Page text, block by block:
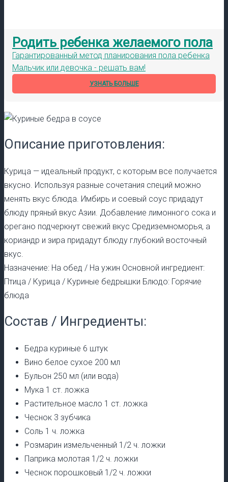
Родить ребенка желаемого пола
Гарантированный метод планирования пола ребенка
Мальчик или девочка - решать вам!
УЗНАТЬ БОЛЬШЕ
Описание приготовления:
Курица — идеальный продукт, с которым все получается
вкусно. Используя разные сочетания специй можно
менять вкус блюда. Имбирь и соевый соус придадут
блюду пряный вкус Азии. Добавление лимонного сока и
орегано подчеркнут свежий вкус Средиземноморья, а
кориандр и зира придадут блюду глубокий восточный
вкус.
Назначение: На обед / На ужин Основной ингредиент:
Птица / Курица / Куриные бедрышки Блюдо: Горячие
блюда
Состав / Ингредиенты:
Бедра куриные 6 штук
Вино белое сухое 200 мл
Бульон 250 мл (или вода)
Мука 1 ст. ложка
Растительное масло 1 ст. ложка
Чеснок 3 зубчика
Соль 1 ч. ложка
Розмарин измельченный 1/2 ч. ложки
Паприка молотая 1/2 ч. ложки
Чеснок порошковый 1/2 ч. ложки